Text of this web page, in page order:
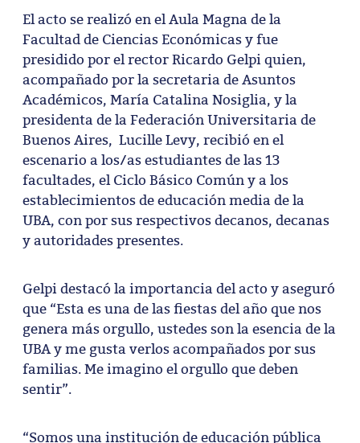
El acto se realizó en el Aula Magna de la
Facultad de Ciencias Económicas y fue
presidido por el rector Ricardo Gelpi quien,
acompañado por la secretaria de Asuntos
Académicos, María Catalina Nosiglia, y la
presidenta de la Federación Universitaria de
Buenos Aires, Lucille Levy, recibió en el
escenario a los/as estudiantes de las 13
facultades, el Ciclo Básico Común y a los
establecimientos de educación media de la
UBA, con por sus respectivos decanos, decanas
y autoridades presentes.
Gelpi destacó la importancia del acto y aseguró
que “Esta es una de las fiestas del año que nos
genera más orgullo, ustedes son la esencia de la
UBA y me gusta verlos acompañados por sus
familias. Me imagino el orgullo que deben
sentir”.
“Somos una institución de educación pública